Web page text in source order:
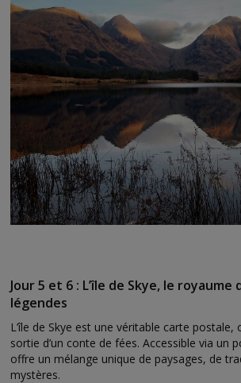
Jour 5 et 6 : L’île de Skye, le
légendes
L’île de Skye est une véritable carte
sortie d’un conte de fées. Accessible via un
offre un mélange unique de paysages, de
mystères.